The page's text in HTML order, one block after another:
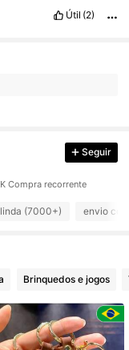
Útil (2)
Seguir
Compra recorrente
linda (7000+) envio
Brinquedos e jogos